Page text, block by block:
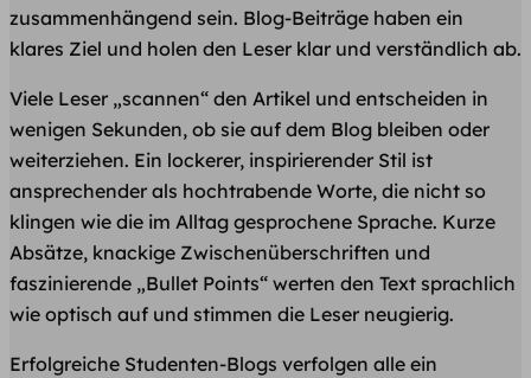
zusammenhängend sein. Blog-Beiträge haben ein
klares Ziel und holen den Leser klar und verständlich ab.
Viele Leser „scannen“ den Artikel und entscheiden in
wenigen Sekunden, ob sie auf dem Blog bleiben oder
weiterziehen. Ein lockerer, inspirierender Stil ist
ansprechender als hochtrabende Worte, die nicht so
klingen wie die im Alltag gesprochene Sprache. Kurze
Absätze, knackige Zwischenüberschriften und
faszinierende „Bullet Points“ werten den Text sprachlich
wie optisch auf und stimmen die Leser neugierig.
Erfolgreiche Studenten-Blogs verfolgen alle ein